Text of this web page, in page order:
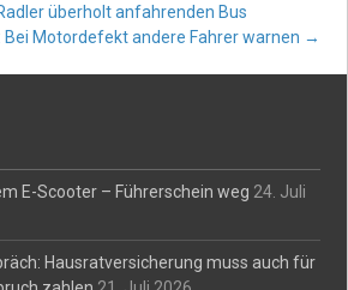
überholt anfahrenden Bus
Bei Motordefekt andere Fahrer warnen →
E-Scooter – Führerschein weg 24. Juli
Hausratversicherung muss auch für